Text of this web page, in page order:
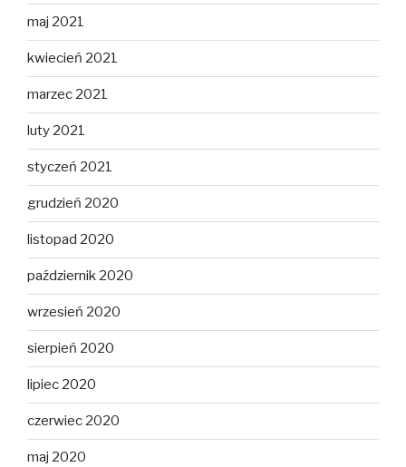
maj 2021
kwiecień 2021
marzec 2021
luty 2021
styczeń 2021
grudzień 2020
listopad 2020
październik 2020
wrzesień 2020
sierpień 2020
lipiec 2020
czerwiec 2020
maj 2020